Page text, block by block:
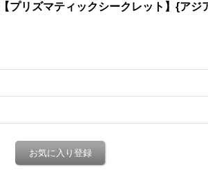
リズマティックシークレット】{アジ
お気に入り登録